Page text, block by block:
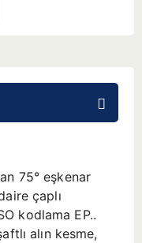
75° eşkenar
çaplı
kodlama EP..
alın kesme,